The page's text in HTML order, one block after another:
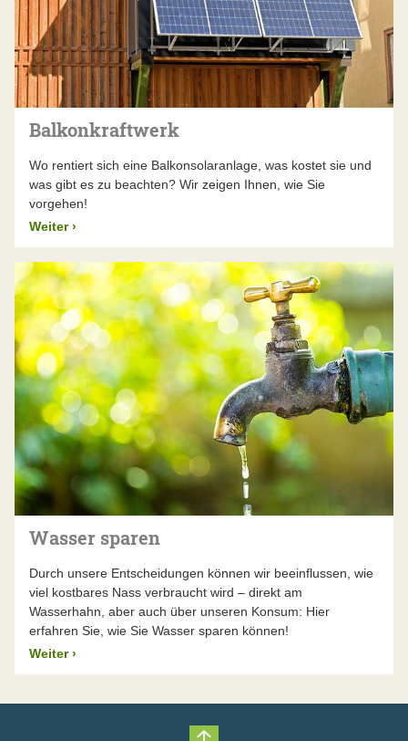
Balkonkraftwerk
Wo rentiert sich eine Balkonsolaranlage, was kostet sie und
was gibt es zu beachten? Wir zeigen Ihnen, wie Sie
vorgehen!
Weiter ›
Wasser sparen
Durch unsere Entscheidungen können wir beeinflussen, wie
viel kostbares Nass verbraucht wird – direkt am
Wasserhahn, aber auch über unseren Konsum: Hier
erfahren Sie, wie Sie Wasser sparen können!
Weiter ›